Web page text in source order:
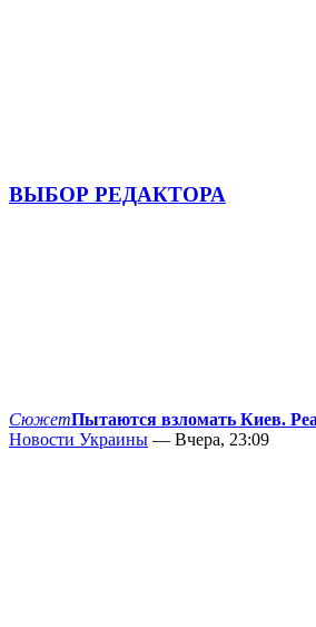
ВЫБОР РЕДАКТОРА
СюжетПытаются взломать Киев.
Новости Украины — Вчера, 23:09